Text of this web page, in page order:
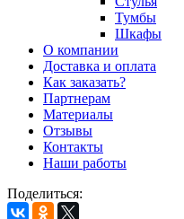
Тумбы
Шкафы
О компании
Доставка и оплата
Как заказать?
Партнерам
Материалы
Отзывы
Контакты
Наши работы
Поделиться: